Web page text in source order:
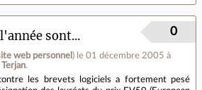
sont...
web personnel ) le 01 décembre 2005 à
Terjan.
0
les brevets logiciels a fortement pesé